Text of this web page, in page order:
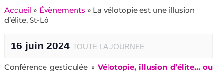
Accueil » Évènements » La vélotopie est une illusion
d’élite, St-Lô
16 juin 2024 TOUTE LA JOURNÉE
Conférence gesticulée « Vélotopie, illusion d’élite… ou